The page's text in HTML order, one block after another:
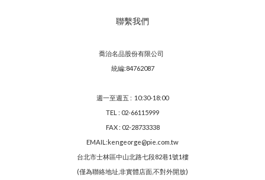
聯繫我們
喬治名品股份有限公司
統編:84762087
週一至週五 : 10:30-18:00
TEL : 02-66115999
FAX : 02-28733338
EMAIL:kengeorge@pie.com.tw
台北市士林區中山北路七段82巷1號1樓
(僅為聯絡地址,非實體店面,不對外開放)